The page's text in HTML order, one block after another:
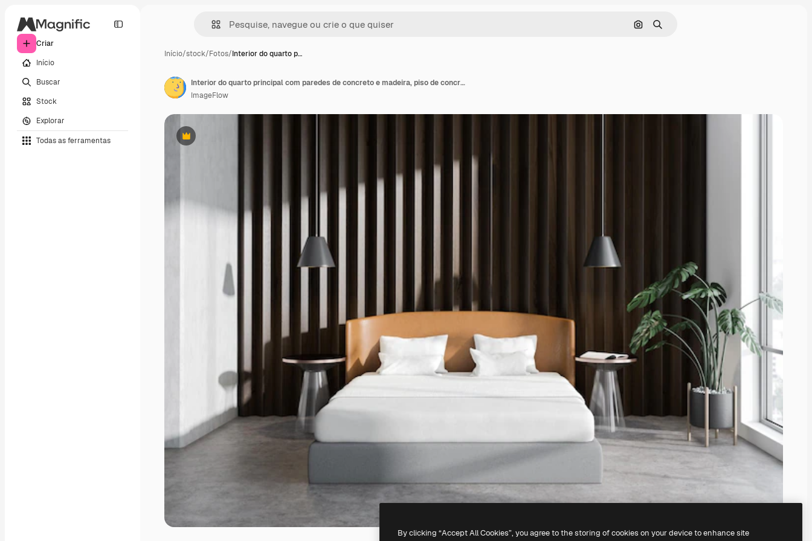
Criar
Início
Buscar
Stock
Explorar
Todas as ferramentas
Pesquisar por imagem
Buscar
Início/stock/Fotos/Interior do quarto p…
Premium
Interior do quarto principal com paredes de concreto e madeira, piso de concreto, cama de casal com duas mesas de cabeceira, vaso de plantas e luminárias estilosas. Renderização 3d
ImageFlow
By clicking “Accept All Cookies”, you agree to the storing of cookies on your device to enhance site